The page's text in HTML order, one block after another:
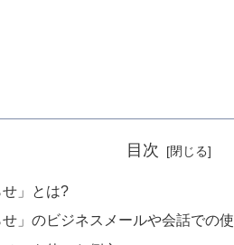
目次
せ」とは?
せ」のビジネスメールや会話での